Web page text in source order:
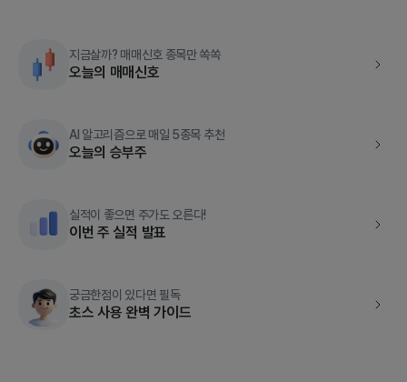
지금살까? 매매신호 종목만 쏙쏙
오늘의 매매신호
AI 알고리즘으로 매일 5종목 추천
오늘의 승부주
실적이 좋으면 주가도 오른다!
이번 주 실적 발표
궁금한점이 있다면 필독
초스 사용 완벽 가이드